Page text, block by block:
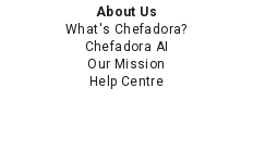
About Us
What's Chefadora?
Chefadora AI
Our Mission
Help Centre